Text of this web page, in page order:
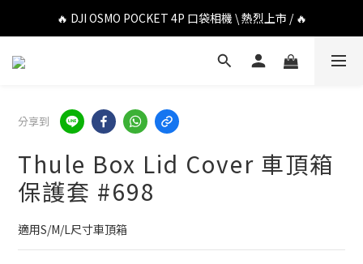
🔥 DJI OSMO POCKET 4P 口袋相機 \ 熱烈上市 / 🔥
🔥 DJI OSMO POCKET 4P 口袋相機 \ 熱烈上市 / 🔥
🔥 Insta360 Luna Ultra 雲台相機 \ 熱烈上市 / 🔥
🔥 DJI OSMO POCKET 4P 口袋相機 \ 熱烈上市 / 🔥
分享到
Thule Box Lid Cover 車頂箱
保護套 #698
適用S/M/L尺寸車頂箱